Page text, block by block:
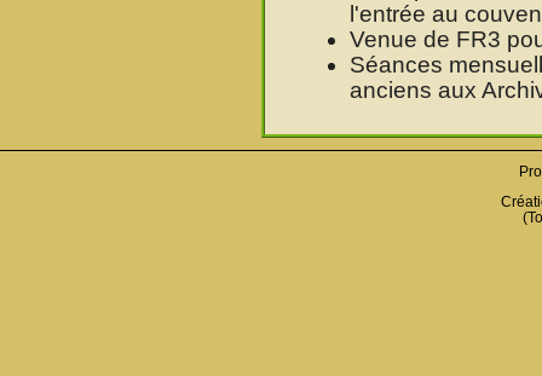
l'entrée au
Venue de FR3
Séances
anciens aux